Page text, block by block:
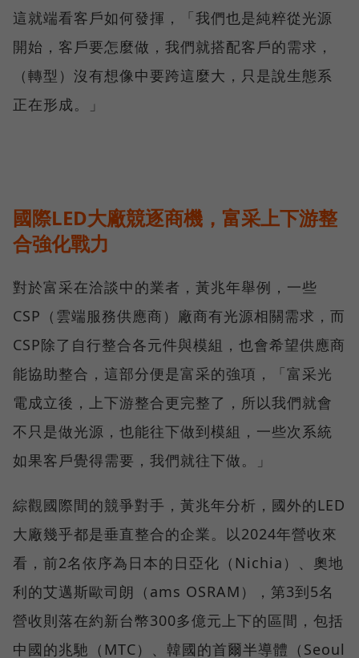
這就端看客戶如何發揮，「我們也是純粹從光源
開始，客戶要怎麼做，我們就搭配客戶的需求，
（轉型）沒有想像中要跨這麼大，只是說生態系
正在形成。」
國際LED大廠競逐商機，富采上下游整
合強化戰力
對於富采在洽談中的業者，黃兆年舉例，一些
CSP（雲端服務供應商）廠商有光源相關需求，而
CSP除了自行整合各元件與模組，也會希望供應商
能協助整合，這部分便是富采的強項，「富采光
電成立後，上下游整合更完整了，所以我們就會
不只是做光源，也能往下做到模組，一些次系統
如果客戶覺得需要，我們就往下做。」
綜觀國際間的競爭對手，黃兆年分析，國外的LED
大廠幾乎都是垂直整合的企業。以2024年營收來
看，前2名依序為日本的日亞化（Nichia）、奧地
利的艾邁斯歐司朗（ams OSRAM），第3到5名
營收則落在約新台幣300多億元上下的區間，包括
中國的兆馳（MTC）、韓國的首爾半導體（Seoul